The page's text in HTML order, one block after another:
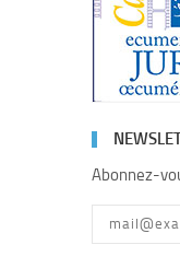
Abonnez-